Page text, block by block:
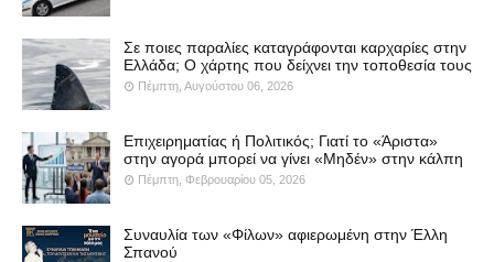
Σε ποιες παραλίες καταγράφονται καρχαρίες στην
Ελλάδα; Ο χάρτης που δείχνει την τοποθεσία τους
Πέμπτη, Αυγούστου 06, 2026
Επιχειρηματίας ή Πολιτικός; Γιατί το «Άριστα»
στην αγορά μπορεί να γίνει «Μηδέν» στην κάλπη
Πέμπτη, Φεβρουαρίου 05, 2026
Συναυλία των «Φίλων» αφιερωμένη στην Έλλη
Σπανού